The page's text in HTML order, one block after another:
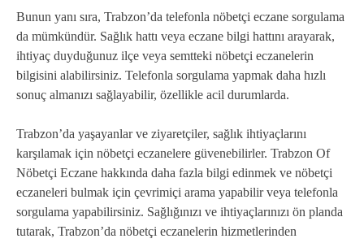
Bunun yanı sıra, Trabzon’da telefonla nöbetçi eczane sorgulama
da mümkündür. Sağlık hattı veya eczane bilgi hattını arayarak,
ihtiyaç duyduğunuz ilçe veya semtteki nöbetçi eczanelerin
bilgisini alabilirsiniz. Telefonla sorgulama yapmak daha hızlı
sonuç almanızı sağlayabilir, özellikle acil durumlarda.
Trabzon’da yaşayanlar ve ziyaretçiler, sağlık ihtiyaçlarını
karşılamak için nöbetçi eczanelere güvenebilirler. Trabzon Of
Nöbetçi Eczane hakkında daha fazla bilgi edinmek ve nöbetçi
eczaneleri bulmak için çevrimiçi arama yapabilir veya telefonla
sorgulama yapabilirsiniz. Sağlığınızı ve ihtiyaçlarınızı ön planda
tutarak, Trabzon’da nöbetçi eczanelerin hizmetlerinden